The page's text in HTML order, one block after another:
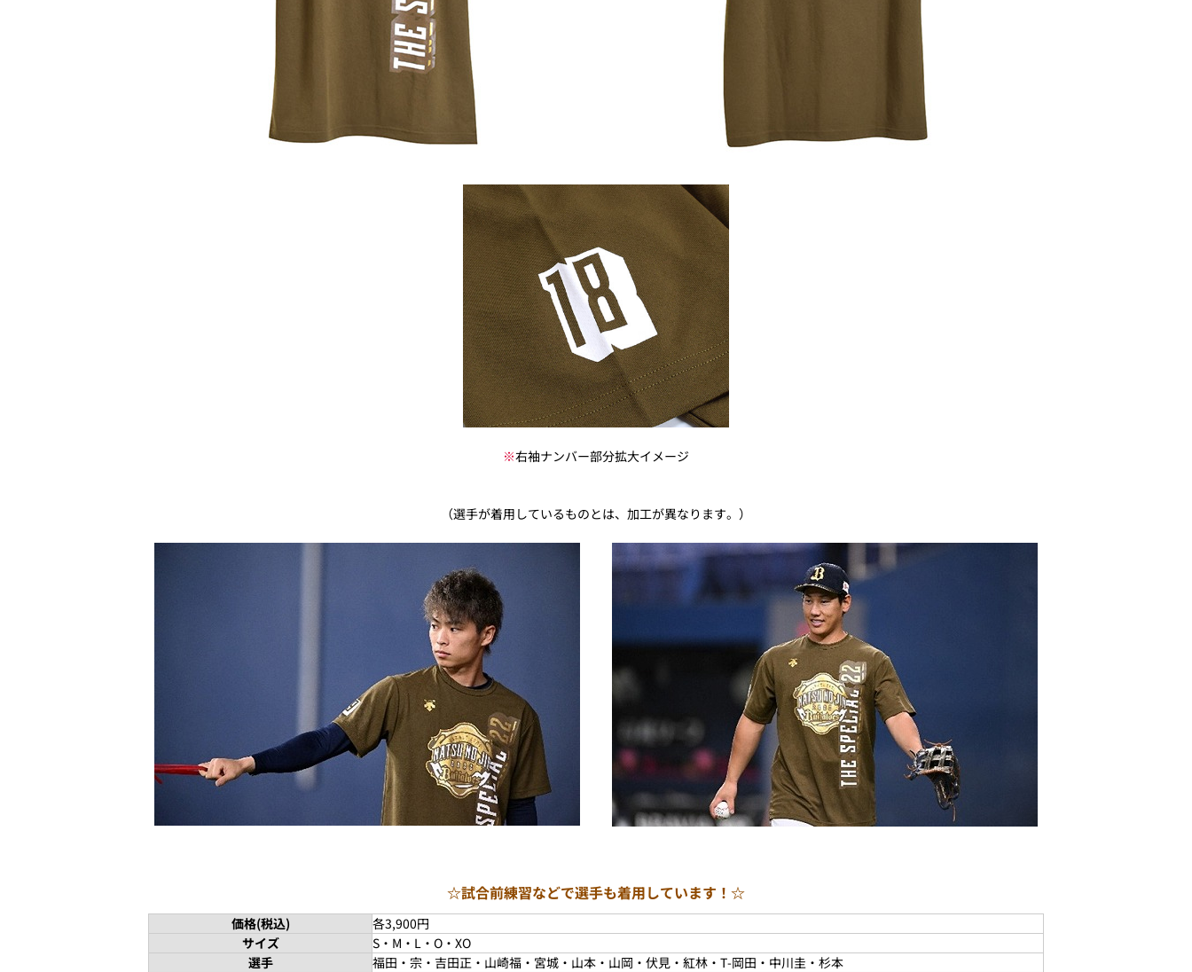
※右袖ナンバー部分拡大イメージ
（選手が着用しているものとは、加工が異なります。）
☆試合前練習などで選手も着用しています！☆
価格(税込)
各3,900円
サイズ
S・M・L・O・XO
選手
福田・宗・吉田正・山崎福・宮城・山本・山岡・伏見・紅林・T-岡田・中川圭・杉本